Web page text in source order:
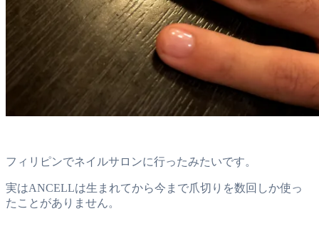
フィリピンでネイルサロンに行ったみたいです。
実はANCELLは生まれてから今まで爪切りを数回しか使っ
たことがありません。